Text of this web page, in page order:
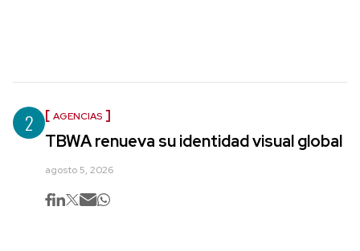
2 AGENCIAS
TBWA renueva su identidad visual global
agosto 5, 2026